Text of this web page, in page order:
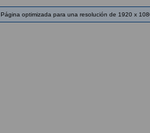
Página optimizada para una resolución de 1920 x